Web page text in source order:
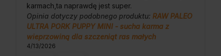
karmach,ta naprawdę jest super.
Opinia dotyczy podobnego produktu: RAW PALEO
ULTRA PORK PUPPY MINI - sucha karma z
wieprzowiną dla szczeniąt ras małych
4/13/2026